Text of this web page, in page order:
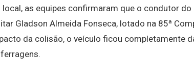
local, as equipes confirmaram que o condutor
Gladson Almeida Fonseca, lotado na 85ª
da colisão, o veículo ficou completamente